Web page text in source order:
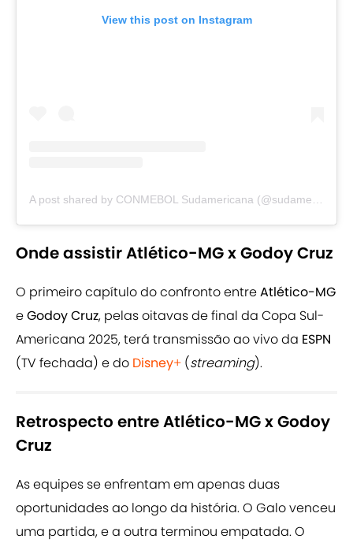
View this post on Instagram
Onde assistir Atlético-MG x Godoy Cruz
O primeiro capítulo do confronto entreAtlético-MG
eGodoy Cruz, pelas oitavas de final da Copa Sul-
Americana 2025, terá transmissão ao vivo da ESPN
(TV fechada) e do Disney+ (streaming).
Retrospecto entre Atlético-MG x Godoy
Cruz
As equipes se enfrentam em apenas duas
oportunidades ao longo da história. O Galo venceu
uma partida, e a outra terminou empatada. O